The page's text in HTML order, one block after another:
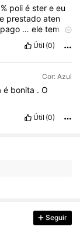
% poli é ster e eu
prestadoaten
pago …eletem a
Provavelmente
envio.Veio
Útil (0)
Cor: Azul
é bonita . O
Útil (0)
Seguir